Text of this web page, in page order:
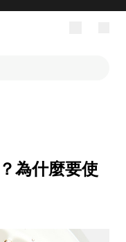
為什麼要使